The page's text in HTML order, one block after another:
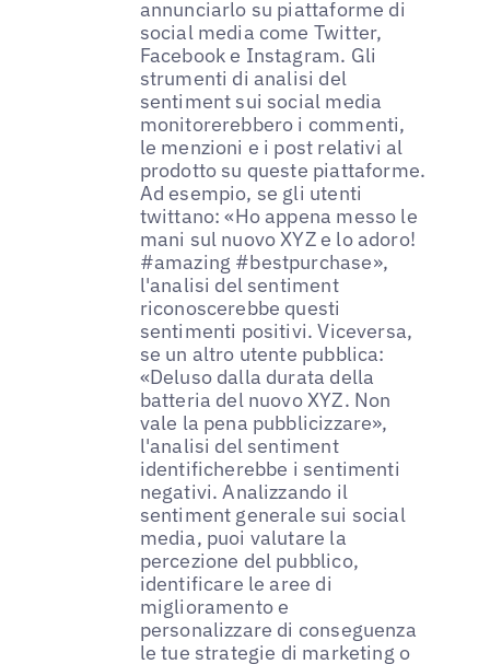
annunciarlo su piattaforme di
social media come Twitter,
Facebook e Instagram. Gli
strumenti di analisi del
sentiment sui social media
monitorerebbero i commenti,
le menzioni e i post relativi al
prodotto su queste piattaforme.
Ad esempio, se gli utenti
twittano: «Ho appena messo le
mani sul nuovo XYZ e lo adoro!
#amazing #bestpurchase»,
l'analisi del sentiment
riconoscerebbe questi
sentimenti positivi. Viceversa,
se un altro utente pubblica:
«Deluso dalla durata della
batteria del nuovo XYZ. Non
vale la pena pubblicizzare»,
l'analisi del sentiment
identificherebbe i sentimenti
negativi. Analizzando il
sentiment generale sui social
media, puoi valutare la
percezione del pubblico,
identificare le aree di
miglioramento e
personalizzare di conseguenza
le tue strategie di marketing o